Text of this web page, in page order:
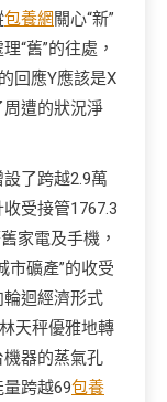
包養網 關心“新”
“舊”的往處，
回應Y應該是X
遭的狀況淨
了跨越2.9萬
受接管1767.3
家電及手機，
市礦產”的收受
迴經濟形式
天秤優雅地轉
器的蒸氣孔
跨越69包養